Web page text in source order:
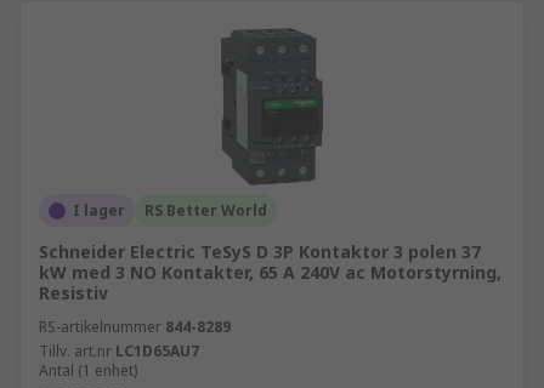
I lager RS Better World
Schneider Electric TeSyS D 3P Kontaktor 3 polen 37
kW med 3 NO Kontakter, 65 A 240V ac Motorstyrning,
Resistiv
RS-artikelnummer 844-8289
Tillv. art.nr LC1D65AU7
Antal (1 enhet)